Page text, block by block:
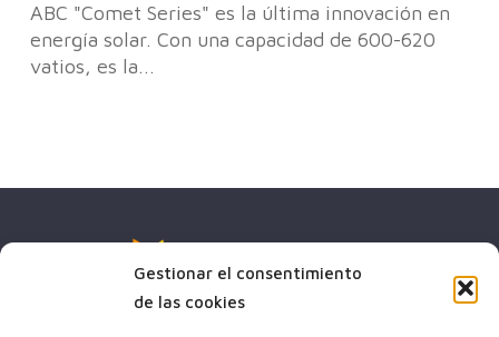
Gestionar el consentimiento
de las cookies
ABC "Comet Series" es la última innovación en
energía solar. Con una capacidad de 600-620
vatios, es la...